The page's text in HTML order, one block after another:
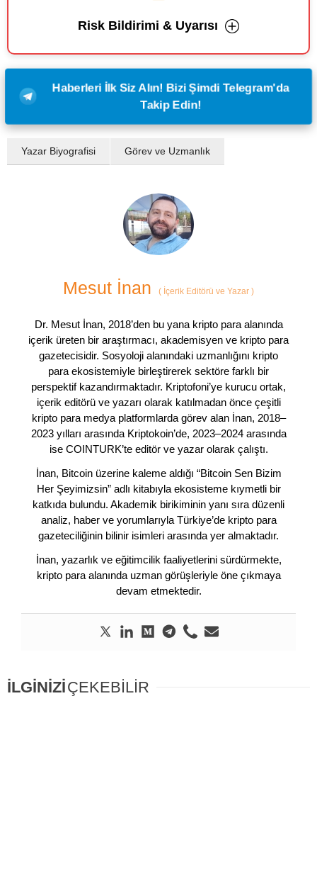
Risk Bildirimi & Uyarısı
Haberleri İlk Siz Alın! Bizi Şimdi Telegram'da
Takip Edin!
Yazar Biyografisi Görev ve Uzmanlık
Mesut İnan ( İçerik Editörü ve Yazar )
Dr. Mesut İnan, 2018’den bu yana kripto para alanında
içerik üreten bir araştırmacı, akademisyen ve kripto para
gazetecisidir. Sosyoloji alanındaki uzmanlığını kripto
para ekosistemiyle birleştirerek sektöre farklı bir
perspektif kazandırmaktadır. Kriptofoni’ye kurucu ortak,
içerik editörü ve yazarı olarak katılmadan önce çeşitli
kripto para medya platformlarda görev alan İnan, 2018–
2023 yılları arasında Kriptokoin’de, 2023–2024 arasında
ise COINTURK’te editör ve yazar olarak çalıştı.
İnan, Bitcoin üzerine kaleme aldığı “Bitcoin Sen Bizim
Her Şeyimizsin” adlı kitabıyla ekosisteme kıymetli bir
katkıda bulundu. Akademik birikiminin yanı sıra düzenli
analiz, haber ve yorumlarıyla Türkiye’de kripto para
gazeteciliğinin bilinir isimleri arasında yer almaktadır.
İnan, yazarlık ve eğitimcilik faaliyetlerini sürdürmekte,
kripto para alanında uzman görüşleriyle öne çıkmaya
devam etmektedir.
İLGİNİZİÇEKEBİLİR